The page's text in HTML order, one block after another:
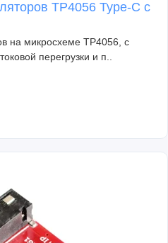
TP4056 Type-C с
на микросхеме TP4056, с
перегрузки и п..